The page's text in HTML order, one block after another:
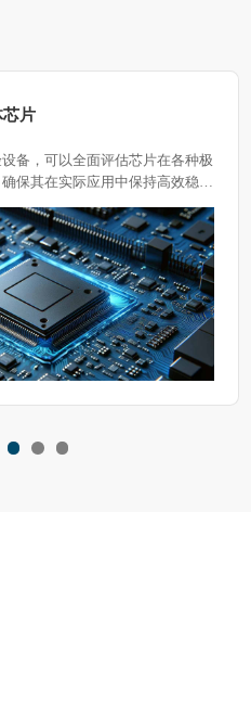
能
展，光伏储能系统在全球能源市
角色。这些系统需要在各种极端
境试验箱提供了一个理想的平
件，以确保光伏储能系统的性能